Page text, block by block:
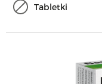
Tabletki